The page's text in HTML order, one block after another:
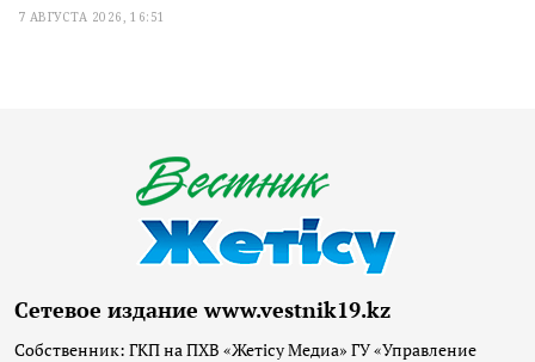
7 АВГУСТА 2026, 16:51
Сетевое издание www.vestnik19.kz
Собственник: ГКП на ПХВ «Жетісу Медиа» ГУ «Управление